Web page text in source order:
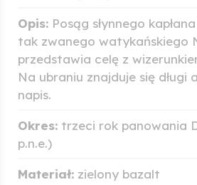
Opis: Posąg słynnego
tak zwanego watykańskiego
przedstawia celę z
Na ubraniu znajduje się
napis.
Okres: trzeci rok panowania
p.n.e.)
Materiał: zielony bazalt